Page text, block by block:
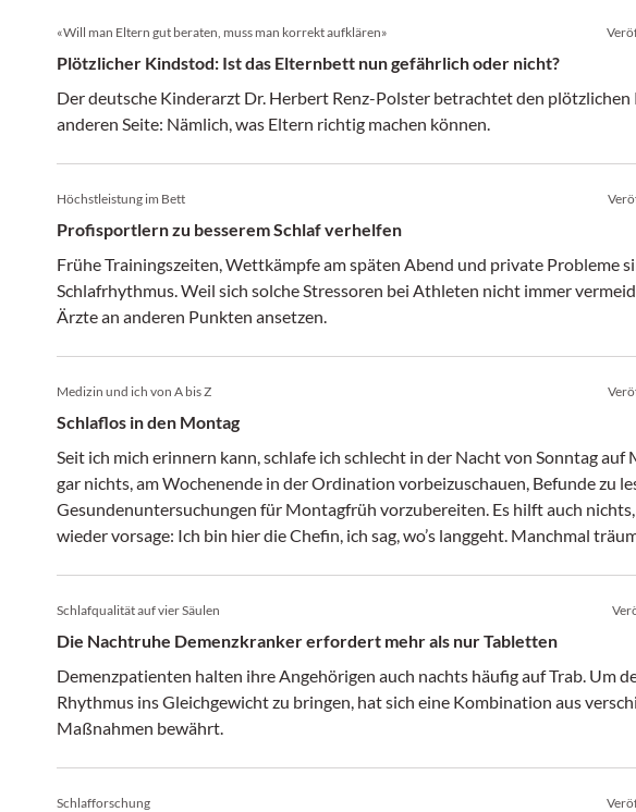
«Will man Eltern gut beraten, muss man korrekt aufklären»
Plötzlicher Kindstod: Ist das Elternbett nun gefährlich oder nicht?
Der deutsche Kinderarzt Dr. Herbert Renz-Polster betrachtet den
anderen Seite: Nämlich, was Eltern richtig machen können.
Höchstleistung im Bett
Profisportlern zu besserem Schlaf verhelfen
Frühe Trainingszeiten, Wettkämpfe am späten Abend und private Probleme
Schlafrhythmus. Weil sich solche Stressoren bei Athleten nicht immer
Ärzte an anderen Punkten ansetzen.
Medizin und ich von A bis Z
Schlaflos in den Montag
Seit ich mich erinnern kann, schlafe ich schlecht in der Nacht von Sonntag auf
gar nichts, am Wochenende in der Ordination vorbeizuschauen, Befunde zu
Gesundenuntersuchungen für Montagfrüh vorzubereiten. Es hilft auch
wieder vorsage: Ich bin hier die Chefin, ich sag, wo’s langgeht. Manchmal
dass einer gemütlich die Füße auf meinem Schreibtisch ablegt.
Schlafqualität auf vier Säulen
Die Nachtruhe Demenzkranker erfordert mehr als nur Tabletten
Demenzpatienten halten ihre Angehörigen auch nachts häufig auf Trab. Um
Rhythmus ins Gleichgewicht zu bringen, hat sich eine Kombination aus
Maßnahmen bewährt.
Schlafforschung